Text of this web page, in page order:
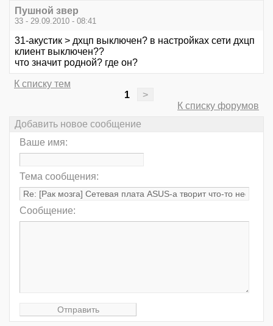
Пушной звер
33 - 29.09.2010 - 08:41
31-акустик > дхцп выключен? в настройках сети дхцп
клиент выключен??
что значит родной? где он?
К списку тем
1
>
К списку форумов
Добавить новое сообщение
Ваше имя:
Тема сообщения:
Сообщение: